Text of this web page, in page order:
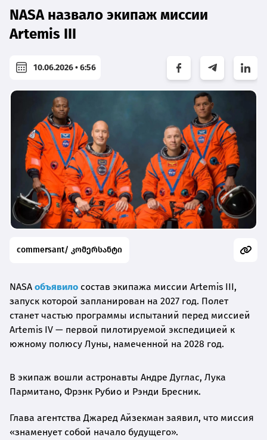
NASA назвало экипаж миссии
Artemis III
10.06.2026 • 6:56
commersant/ კომერსანტი
NASA объявило состав экипажа миссии Artemis III,
запуск которой запланирован на 2027 год. Полет
станет частью программы испытаний перед миссией
Artemis IV — первой пилотируемой экспедицией к
южному полюсу Луны, намеченной на 2028 год.
В экипаж вошли астронавты Андре Дуглас, Лука
Пармитано, Фрэнк Рубио и Рэнди Бресник.
Глава агентства Джаред Айзекман заявил, что миссия
«знаменует собой начало будущего».